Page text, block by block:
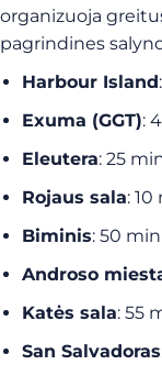
organizuoja
pagrindines
Harbour Island
Exuma (GGT):
Eleutera: 25
Rojaus sala: 10
Biminis: 50 min
Androso
Katės sala: 55
San Salvadoras